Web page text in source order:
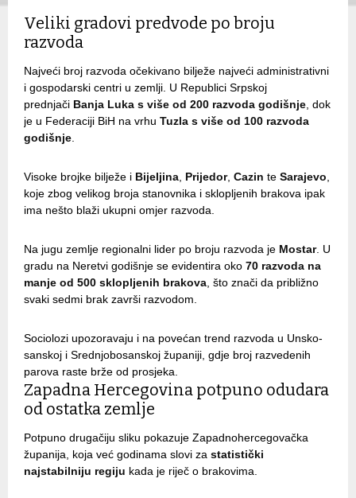
Veliki gradovi predvode po broju
razvoda
Najveći broj razvoda očekivano bilježe najveći administrativni
i gospodarski centri u zemlji. U Republici Srpskoj
prednjači Banja Luka s više od 200 razvoda godišnje , dok
je u Federaciji BiH na vrhu Tuzla s više od 100 razvoda
godišnje
Visoke brojke bilježe i Bijeljina Prijedor, Cazin te Sarajevo
koje zbog velikog broja stanovnika i sklopljenih brakova ipak
ima nešto blaži ukupni omjer razvoda.
Na jugu zemlje regionalni lider po broju razvoda je Mostar. U
gradu na Neretvi godišnje se evidentira oko 70 razvoda na
manje od 500 sklopljenih brakova , što znači da približno
svaki sedmi brak završi razvodom.
Sociolozi upozoravaju i na povećan trend razvoda u Unsko-
sanskoj i Srednjobosanskoj županiji, gdje broj razvedenih
parova raste brže od prosjeka.
Zapadna Hercegovina potpuno odudara
od ostatka zemlje
Potpuno drugačiju sliku pokazuje Zapadnohercegovačka
županija, koja već godinama slovi za statistički
najstabilniju regiju kada je riječ o brakovima.